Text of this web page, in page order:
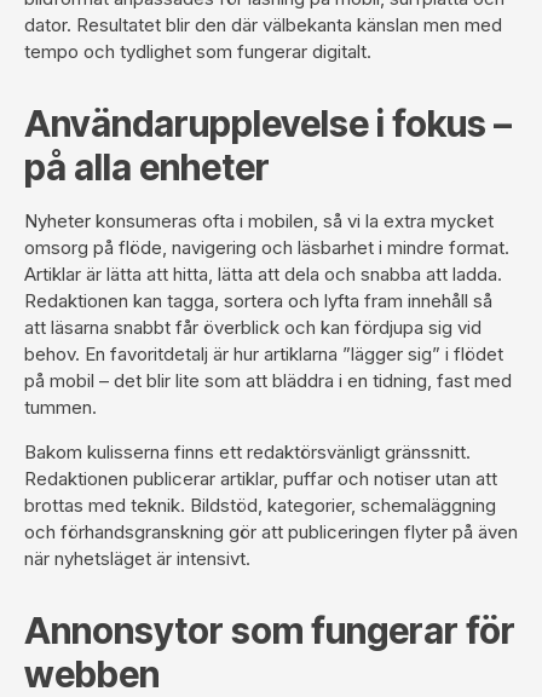
dator. Resultatet blir den där välbekanta känslan men med
tempo och tydlighet som fungerar digitalt.
Användarupplevelse i fokus –
på alla enheter
Nyheter konsumeras ofta i mobilen, så vi la extra mycket
omsorg på flöde, navigering och läsbarhet i mindre format.
Artiklar är lätta att hitta, lätta att dela och snabba att ladda.
Redaktionen kan tagga, sortera och lyfta fram innehåll så
att läsarna snabbt får överblick och kan fördjupa sig vid
behov. En favoritdetalj är hur artiklarna ”lägger sig” i flödet
på mobil – det blir lite som att bläddra i en tidning, fast med
tummen.
Bakom kulisserna finns ett redaktörsvänligt gränssnitt.
Redaktionen publicerar artiklar, puffar och notiser utan att
brottas med teknik. Bildstöd, kategorier, schemaläggning
och förhandsgranskning gör att publiceringen flyter på även
när nyhetsläget är intensivt.
Annonsytor som fungerar för
webben